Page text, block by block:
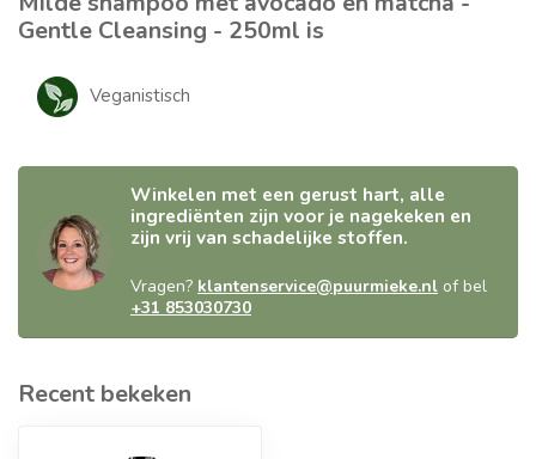
Gentle Cleansing - 250ml is
Veganistisch
Winkelen met een gerust hart, alle
ingrediënten zijn voor je nagekeken en
zijn vrij van schadelijke stoffen.
Vragen? klantenservice@puurmieke.nl of bel
+31 853030730
Recent bekeken